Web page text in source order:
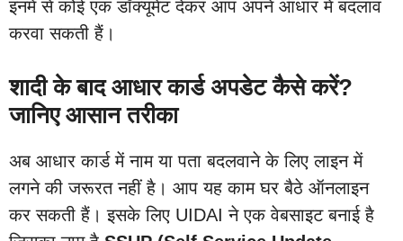
इनमें से कोई एक डॉक्यूमेंट देकर आप अपने आधार में बदलाव
करवा सकती हैं।
शादी के बाद आधार कार्ड अपडेट कैसे करें?
जानिए आसान तरीका
अब आधार कार्ड में नाम या पता बदलवाने के लिए लाइन में
लगने की जरूरत नहीं है। आप यह काम घर बैठे ऑनलाइन
कर सकती हैं। इसके लिए UIDAI ने एक वेबसाइट बनाई है